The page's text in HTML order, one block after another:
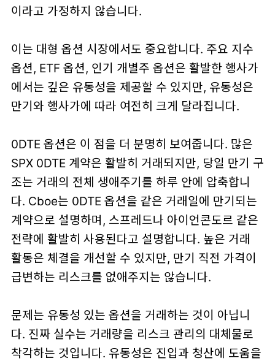
이라고 가정하지 않습니다.
이는 대형 옵션 시장에서도 중요합니다. 주요 지수
옵션, ETF 옵션, 인기 개별주 옵션은 활발한 행사가
에서는 깊은 유동성을 제공할 수 있지만, 유동성은
만기와 행사가에 따라 여전히 크게 달라집니다.
0DTE 옵션은 이 점을 더 분명히 보여줍니다. 많은
SPX 0DTE 계약은 활발히 거래되지만, 당일 만기 구
조는 거래의 전체 생애주기를 하루 안에 압축합니
다. Cboe는 0DTE 옵션을 같은 거래일에 만기되는
계약으로 설명하며, 스프레드나 아이언콘도르 같은
전략에 활발히 사용된다고 설명합니다. 높은 거래
활동은 체결을 개선할 수 있지만, 만기 직전 가격이
급변하는 리스크를 없애주지는 않습니다.
문제는 유동성 있는 옵션을 거래하는 것이 아닙니
다. 진짜 실수는 거래량을 리스크 관리의 대체물로
착각하는 것입니다. 유동성은 진입과 청산에 도움을